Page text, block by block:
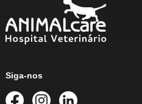
Siga-nos